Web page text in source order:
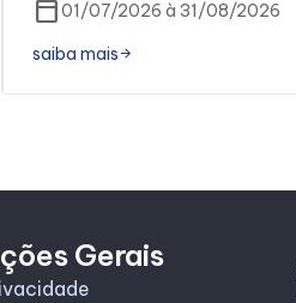
calendar_today01/07/2026 à 31/08/2026
saiba mais arrow_forward
Gerais